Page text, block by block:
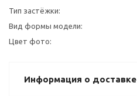
Тип застёжки:
Вид формы модели:
Цвет фото:
Информация о доставке